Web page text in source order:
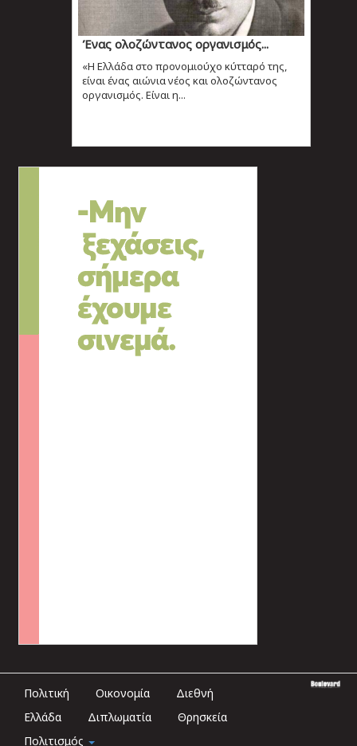
Ένας ολοζώντανος οργανισμός...
«Η Ελλάδα στο προνομιούχο κύτταρό της,
είναι ένας αιώνια νέος και ολοζώντανος
οργανισμός. Είναι η...
Πολιτική Οικονομία
Διεθνή
Ελλάδα
Διπλωματία
Θρησκεία
Πολιτισμός